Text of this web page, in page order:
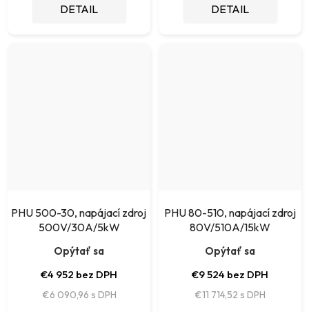
DETAIL DETAIL
PHU 500-30, napájací zdroj
500V/30A/5kW
Opýtať sa
€4 952 bez DPH
€6 090,96
PHU 80-510, napájací zdroj
80V/510A/15kW
Opýtať sa
€9 524 bez DPH
€11 714,52